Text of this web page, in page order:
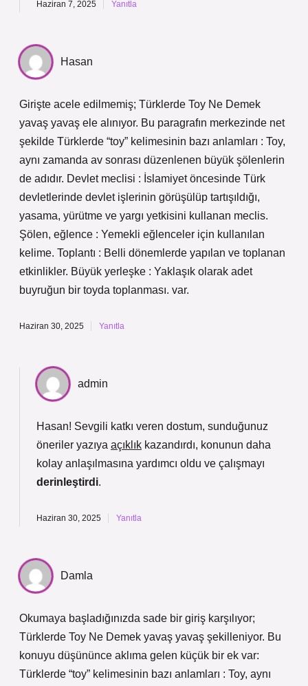
Haziran 7, 2025 Yanıtla
Hasan
Girişte acele edilmemiş; Türklerde Toy Ne Demek
yavaş yavaş ele alınıyor. Bu paragrafın merkezinde net
şekilde Türklerde “toy” kelimesinin bazı anlamları : Toy,
aynı zamanda av sonrası düzenlenen büyük şölenlerin
de adıdır. Devlet meclisi : İslamiyet öncesinde Türk
devletlerinde devlet işlerinin görüşülüp tartışıldığı,
yasama, yürütme ve yargı yetkisini kullanan meclis.
Şölen, eğlence : Yemekli eğlenceler için kullanılan
kelime. Toplantı : Belli dönemlerde yapılan ve toplanan
etkinlikler. Büyük yerleşke : Yaklaşık olarak adet
buyruğun bir toyda toplanması. var.
Haziran 30, 2025 Yanıtla
admin
Hasan! Sevgili katkı veren dostum, sunduğunuz
öneriler yazıya açıklık kazandırdı, konunun daha
kolay anlaşılmasına yardımcı oldu ve çalışmayı
derinleştirdi.
Haziran 30, 2025 Yanıtla
Damla
Okumaya başladığınızda sade bir giriş karşılıyor;
Türklerde Toy Ne Demek yavaş yavaş şekilleniyor. Bu
konuyu düşününce aklıma gelen küçük bir ek var:
Türklerde “toy” kelimesinin bazı anlamları : Toy, aynı